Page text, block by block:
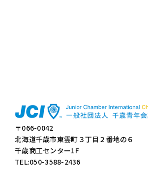
〒066-0042
北海道千歳市東雲町３丁目２番地の６
千歳商工センター1F
TEL:050-3588-2436